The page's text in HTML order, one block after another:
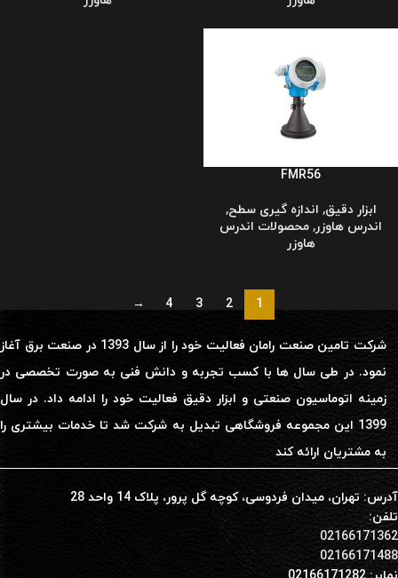
FMR56
ابزار دقیق, اندازه گیری سطح,
اندرس هاوزر, محصولات اندرس
هاوزر
1
2
3
4
→
شرکت تامین صنعت رامان فعالیت خود را از سال 1393 در صنعت برق آغاز
نمود. در طی سال ها با کسب تجربه و دانش فنی به صورت تخصصی در
زمینه اتوماسیون صنعتی و ابزار دقیق فعالیت خود را ادامه داد. در سال
1399 این مجموعه فروشگاهی تبدیل به شرکت شد تا خدمات بیشتری را
به مشتریان ارائه کند
آدرس: تهران، میدان فردوسی، کوچه گل پرور، پلاک 14 واحد 28
تلفن:
02166171362
02166171488